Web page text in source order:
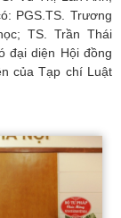
PGS.TS. Trương
TS. Trần Thái
đại diện Hội đồng
của Tạp chí Luật